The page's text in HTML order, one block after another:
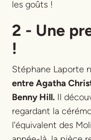
les goûts !
2 - Une
!
Stéphane Laporte
entre Agatha
Benny Hill. Il
regardant la
l’équivalent des